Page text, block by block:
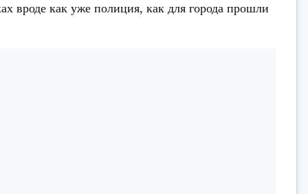
вроде как уже полиция, как для города прошли